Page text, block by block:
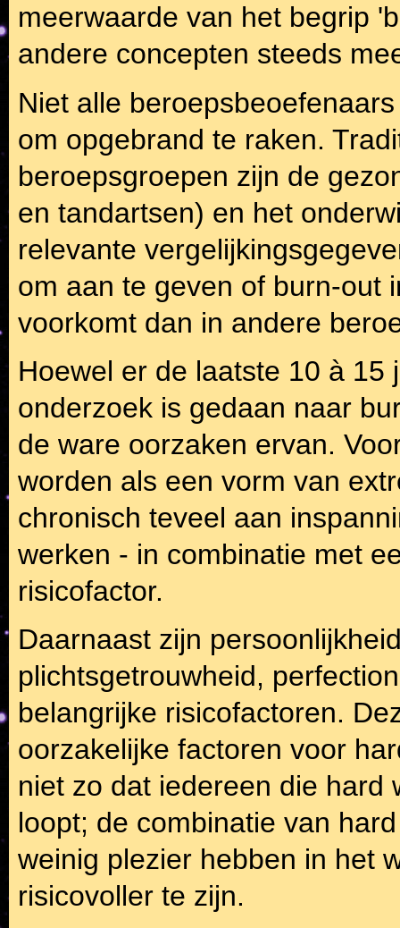
meerwaarde van het begrip
andere concepten steeds
Niet alle
om opgebrand te raken.
beroepsgroepen zijn de
en tandartsen) en het
relevante
om aan te geven of burn-out
voorkomt dan in andere
Hoewel er de laatste 10 à 15
onderzoek is gedaan naar
de ware oorzaken ervan.
worden als een vorm van
chronisch teveel aan
werken - in combinatie met
risicofactor.
Daarnaast zijn
plichtsgetrouwheid,
belangrijke risicofactoren.
oorzakelijke factoren voor
niet zo dat iedereen die hard
loopt; de combinatie van
weinig plezier hebben in het
risicovoller te zijn.